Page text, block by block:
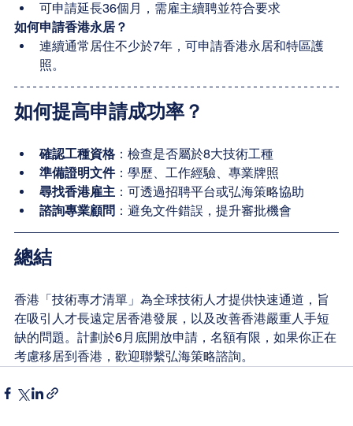
可申請延長36個月，需雇主續聘並符合要求
如何申請香港永居？
連續通常居住不少於7年，可申請香港永居和特區護
照。
如何提高申請成功率？
確認工種資格：檢查是否屬於8大技術工種
準備證明文件：學歷、工作經驗、專業牌照
尋找香港雇主 ：可透過招聘平台或弘海策略協助
諮詢專業顧問 ：避免文件錯誤，提升審批機會
總結
香港「技術專才清單」為全球技術人才提供快速通道，旨
在吸引人才長遠定居香港發展，以及改善香港嚴重人手短
缺的問題。計劃於6月底開放申請，名額有限，如果你正在
考慮移居到香港，歡迎聯繫弘海策略諮詢。